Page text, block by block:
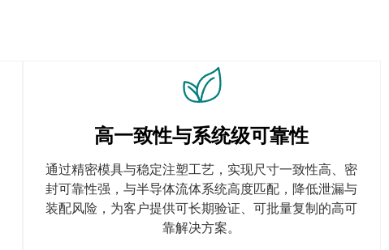
高一致性与系统级可靠性
通过精密模具与稳定注塑工艺，实现尺寸一致性高、密
封可靠性强，与半导体流体系统高度匹配，降低泄漏与
装配风险，为客户提供可长期验证、可批量复制的高可
靠解决方案。